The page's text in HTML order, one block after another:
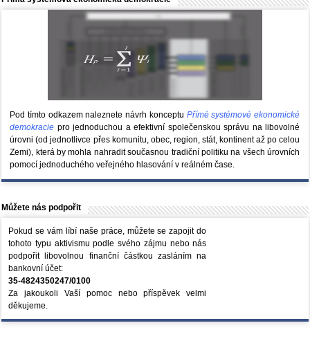
Pod tímto odkazem naleznete návrh konceptu Přímé systémové ekonomické
demokracie pro jednoduchou a efektivní společenskou správu na libovolné
úrovni (od jednotlivce přes komunitu, obec, region, stát, kontinent až po celou
Zemi), která by mohla nahradit současnou tradiční politiku na všech úrovních
pomocí jednoduchého veřejného hlasování v reálném čase.
Můžete nás podpořit
Pokud se vám líbí naše práce, můžete se zapojit do
tohoto typu aktivismu podle svého zájmu nebo nás
podpořit libovolnou finanční částkou zasláním na
bankovní účet:
35-4824350247/0100
Za jakoukoli Vaší pomoc nebo příspěvek velmi
děkujeme.